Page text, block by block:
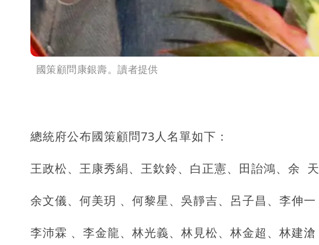
國策顧問康銀壽。讀者提供
總統府公布國策顧問73人名單如下：
王政松、王康秀絹、王欽鈴、白正憲、田詒鴻、余 天
余文儀、何美玥 、何黎星、吳靜吉、呂子昌、李伸一
李沛霖 、李金龍、林光義、林見松、林金超、林建滄